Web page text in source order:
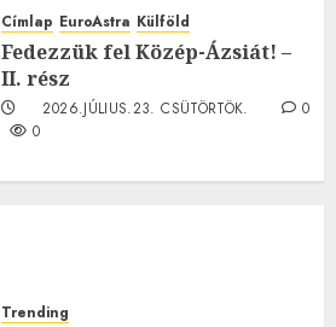
2026.JÚLIUS.23. CSÜTÖRTÖK.
0
Címlap EuroAstra Külföld
Fedezzük fel Közép-Ázsiát! –
II. rész
2026.JÚLIUS.23. CSÜTÖRTÖK.
0
0
Trending